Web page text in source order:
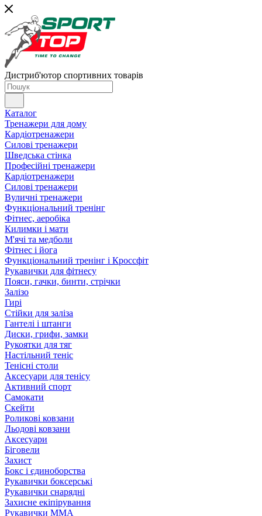
Дистриб'ютор спортивних товарів
Каталог
Тренажери для дому
Кардіотренажери
Силові тренажери
Шведська стінка
Професійні тренажери
Кардіотренажери
Силові тренажери
Вуличні тренажери
Функціональний тренінг
Фітнес, аеробіка
Килимки і мати
М'ячі та медболи
Фітнес і йога
Функціональний тренінг і Кроссфіт
Рукавички для фітнесу
Пояси, гачки, бинти, стрічки
Залізо
Гирі
Стійки для заліза
Гантелі і штанги
Диски, грифи, замки
Рукоятки для тяг
Настільний теніс
Тенісні столи
Аксесуари для тенісу
Активний спорт
Самокати
Скейти
Роликові ковзани
Льодові ковзани
Аксесуари
Біговели
Захист
Бокс і єдиноборства
Рукавички боксерські
Рукавички снарядні
Захисне екіпірування
Рукавички ММА